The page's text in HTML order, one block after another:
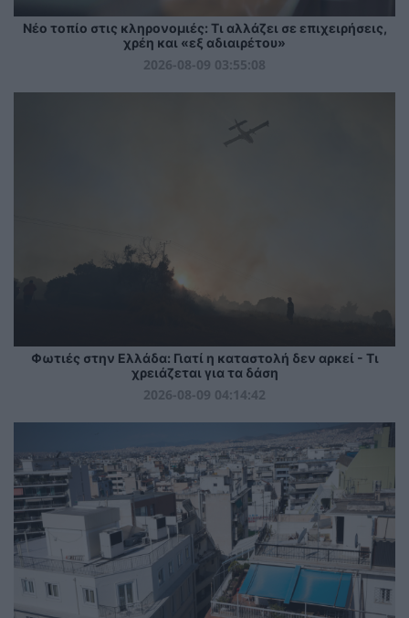
Νέο τοπίο στις κληρονομιές: Τι αλλάζει σε επιχειρήσεις,
χρέη και «εξ αδιαιρέτου»
2026-08-09 03:55:08
Φωτιές στην Ελλάδα: Γιατί η καταστολή δεν αρκεί - Τι
χρειάζεται για τα δάση
2026-08-09 04:14:42